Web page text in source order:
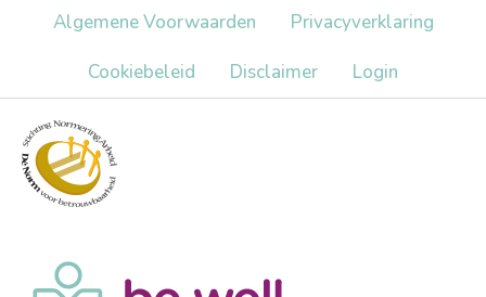
Algemene Voorwaarden
Privacy​verklaring
Cookiebeleid
Disclaimer Login